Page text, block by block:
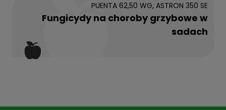
PUENTA 62,50 WG, ASTRON 350 SE
Fungicydy na choroby grzybowe w
sadach